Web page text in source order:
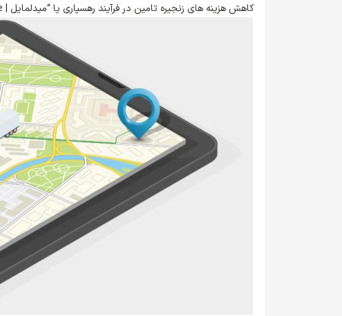
کاهش هزینه های زنجیره تامین در فرآیند رهسپاری یا “میدل­مایل | Middle Mile ” وجود دارد.